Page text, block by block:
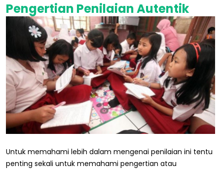
Pengertian Penilaian Autentik
Untuk memahami lebih dalam mengenai penilaian ini tentu
penting sekali untuk memahami pengertian atau